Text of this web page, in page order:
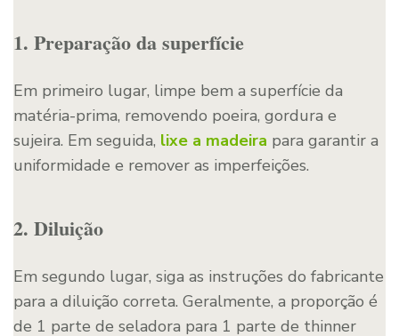
1. Preparação da superfície
Em primeiro lugar, limpe bem a superfície da
matéria-prima, removendo poeira, gordura e
sujeira. Em seguida, lixe a madeira para garantir a
uniformidade e remover as imperfeições.
2. Diluição
Em segundo lugar, siga as instruções do fabricante
para a diluição correta. Geralmente, a proporção é
de 1 parte de seladora para 1 parte de thinner